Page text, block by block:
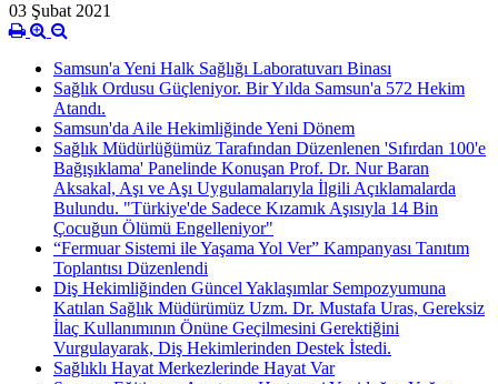
03 Şubat 2021
Samsun'a Yeni Halk Sağlığı Laboratuvarı Binası
Sağlık Ordusu Güçleniyor. Bir Yılda Samsun'a 572 Hekim
Atandı.
Samsun'da Aile Hekimliğinde Yeni Dönem
Sağlık Müdürlüğümüz Tarafından Düzenlenen 'Sıfırdan 100'e
Bağışıklama' Panelinde Konuşan Prof. Dr. Nur Baran
Aksakal, Aşı ve Aşı Uygulamalarıyla İlgili Açıklamalarda
Bulundu. "Türkiye'de Sadece Kızamık Aşısıyla 14 Bin
Çocuğun Ölümü Engelleniyor"
“Fermuar Sistemi ile Yaşama Yol Ver” Kampanyası Tanıtım
Toplantısı Düzenlendi
Diş Hekimliğinden Güncel Yaklaşımlar Sempozyumuna
Katılan Sağlık Müdürümüz Uzm. Dr. Mustafa Uras, Gereksiz
İlaç Kullanımının Önüne Geçilmesini Gerektiğini
Vurgulayarak, Diş Hekimlerinden Destek İstedi.
Sağlıklı Hayat Merkezlerinde Hayat Var